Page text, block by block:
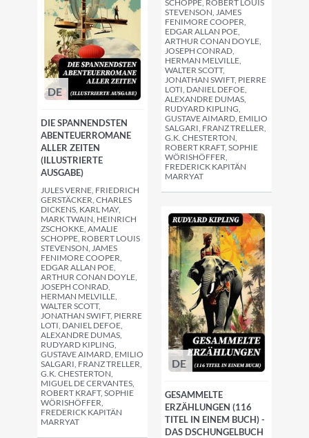
SCHOPPE, ROBERT LOUIS
STEVENSON, JAMES
FENIMORE COOPER,
EDGAR ALLAN POE,
ARTHUR CONAN DOYLE,
JOSEPH CONRAD,
HERMAN MELVILLE,
WALTER SCOTT,
JONATHAN SWIFT, PIERRE
LOTI, DANIEL DEFOE,
ALEXANDRE DUMAS,
RUDYARD KIPLING,
GUSTAVE AIMARD, EMILIO
SALGARI, FRANZ TRELLER,
G.K. CHESTERTON,
ROBERT KRAFT, SOPHIE
WÖRISHÖFFER,
FREDERICK KAPITÄN
MARRYAT
DE
DIE SPANNENDSTEN
ABENTEUERROMANE
ALLER ZEITEN
(ILLUSTRIERTE
AUSGABE)
JULES VERNE, FRIEDRICH
GERSTÄCKER, CHARLES
DICKENS, KARL MAY,
MARK TWAIN, HEINRICH
ZSCHOKKE, AMALIE
SCHOPPE, ROBERT LOUIS
STEVENSON, JAMES
FENIMORE COOPER,
EDGAR ALLAN POE,
ARTHUR CONAN DOYLE,
JOSEPH CONRAD,
HERMAN MELVILLE,
WALTER SCOTT,
JONATHAN SWIFT, PIERRE
LOTI, DANIEL DEFOE,
ALEXANDRE DUMAS,
RUDYARD KIPLING,
GUSTAVE AIMARD, EMILIO
SALGARI, FRANZ TRELLER,
G.K. CHESTERTON,
MIGUEL DE CERVANTES,
ROBERT KRAFT, SOPHIE
WÖRISHÖFFER,
FREDERICK KAPITÄN
MARRYAT
DE
GESAMMELTE
ERZÄHLUNGEN (116
TITEL IN EINEM BUCH) -
DAS DSCHUNGELBUCH